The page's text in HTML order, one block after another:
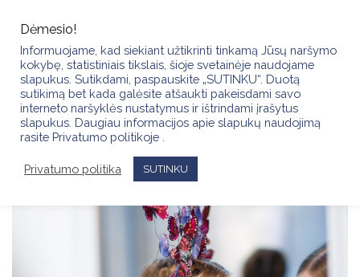
content
Dėmesio!
Informuojame, kad siekiant užtikrinti tinkamą Jūsų naršymo
kokybę, statistiniais tikslais, šioje svetainėje naudojame
slapukus. Sutikdami, paspauskite „SUTINKU“. Duotą
sutikimą bet kada galėsite atšaukti pakeisdami savo
interneto naršyklės nustatymus ir ištrindami įrašytus
slapukus. Daugiau informacijos apie slapukų naudojimą
rasite Privatumo politikoje .
Privatumo politika SUTINKU